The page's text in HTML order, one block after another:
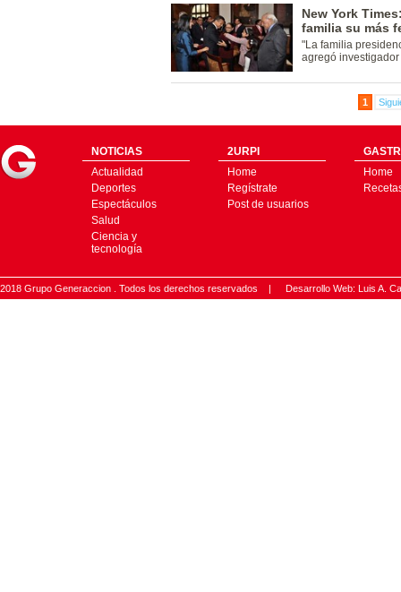
New York
familia su más
"La familia
agregó
1
NOTICIAS
Actualidad
Deportes
Espectáculos
Salud
Ciencia y
tecnología
2URPI
Home
Regístrate
Post de usuarios
Home
2018 Grupo Generaccion . Todos los derechos reservados | Desarrollo Web: Luis